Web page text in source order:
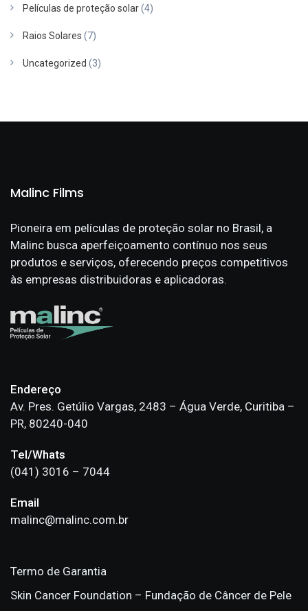
Películas de proteção solar(4)
Raios Solares (7)
Uncategorized (3)
Malinc Films
Pioneira em películas de proteção solar no Brasil, a
Malinc busca aperfeiçoamento contínuo nos seus
produtos e serviços, oferecendo preços competitivos
às empresas distribuidoras e aplicadoras.
Endereço
Av. Pres. Getúlio Vargas, 2483 – Água Verde, Curitiba –
PR, 80240-040
Tel/Whats
(041) 3016 – 7044
Email
malinc@malinc.com.br
Termo de Garantia
Skin Cancer Foundation – Fundação de Câncer de Pele